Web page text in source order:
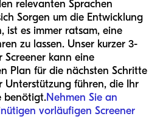
relevanten Sprachen
Sorgen um die Entwicklung
ist es immer ratsam, eine
zu lassen. Unser kurzer 3-
kann eine
Plan für die nächsten Schritte
Unterstützung führen, die Ihr
benötigt.Nehmen Sie an
vorläufigen Screener